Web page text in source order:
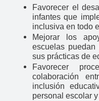
Favorecer el
infantes que
inclusiva en todo
Mejorar los
escuelas puedan
sus prácticas de
Favorecer
colaboración
inclusión
personal escolar